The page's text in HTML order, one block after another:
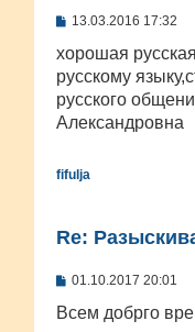
С
о
щ
е
н
и
13.03.2016 17:32
хорошая
русскому
русского
Александровна
fifulja
Re:
С
о
01.10.2017 20:01
Всем добрго